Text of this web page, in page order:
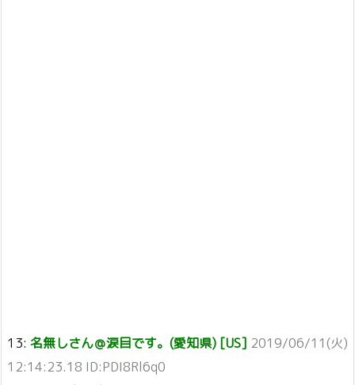
13: 名無しさん＠涙目です。(愛知県) [US] 2019/06/11(火)
12:14:23.18 ID:PDI8Rl6q0